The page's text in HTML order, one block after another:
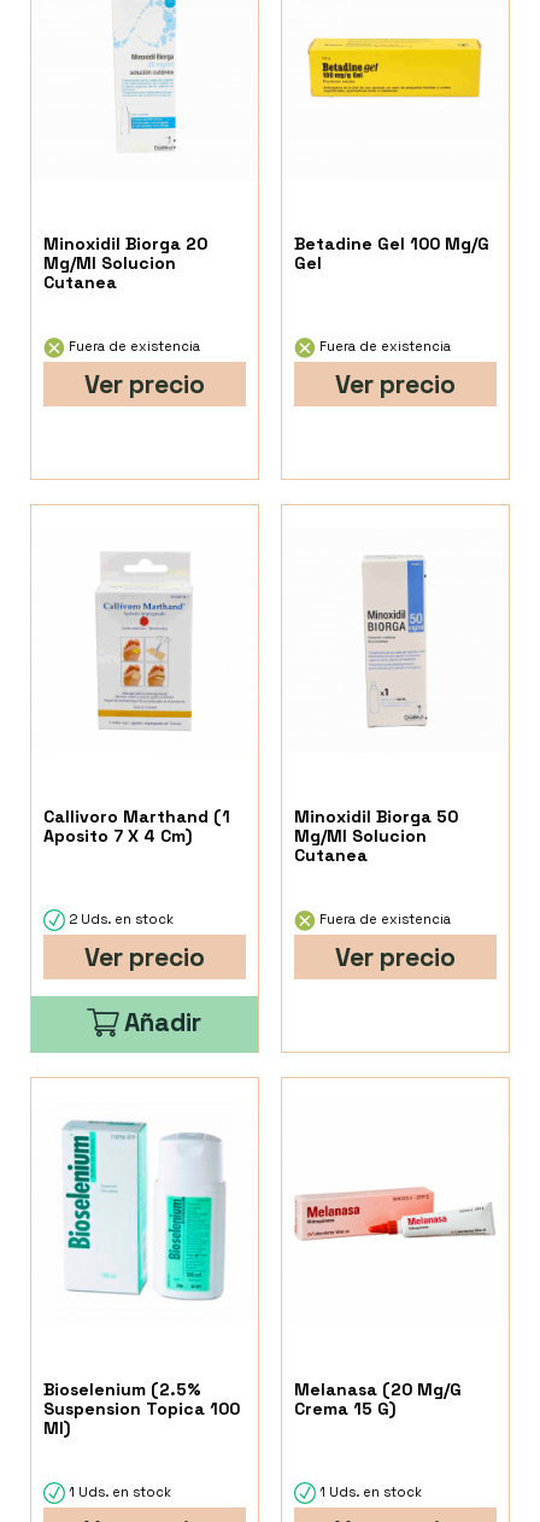
Minoxidil Biorga 20
Mg/Ml Solucion
Cutanea
Fuera de existencia
Ver precio
Betadine Gel 100 Mg/G
Gel
Fuera de existencia
Ver precio
Callivoro Marthand (1
Aposito 7 X 4 Cm)
2 Uds. en stock
Ver precio
Añadir
Minoxidil Biorga 50
Mg/Ml Solucion
Cutanea
Fuera de existencia
Ver precio
Bioselenium (2.5%
Suspension Topica 100
Ml)
1 Uds. en stock
Melanasa (20 Mg/G
Crema 15 G)
1 Uds. en stock